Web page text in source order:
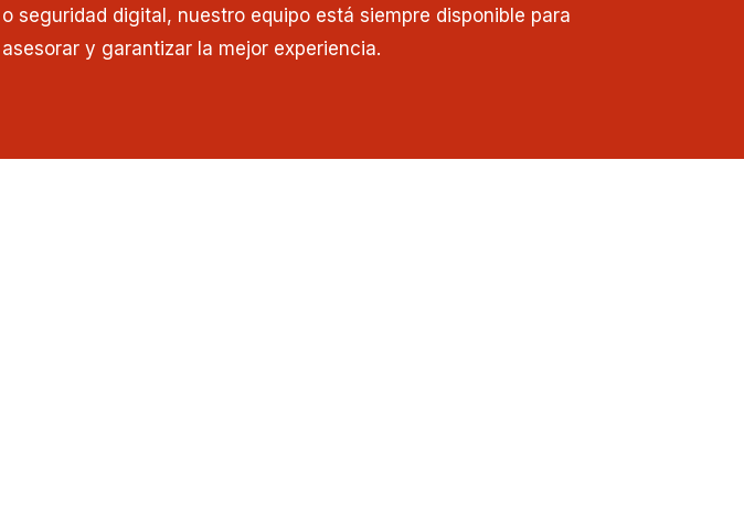
o seguridad digital, nuestro equipo está siempre disponible para
asesorar y garantizar la mejor experiencia.